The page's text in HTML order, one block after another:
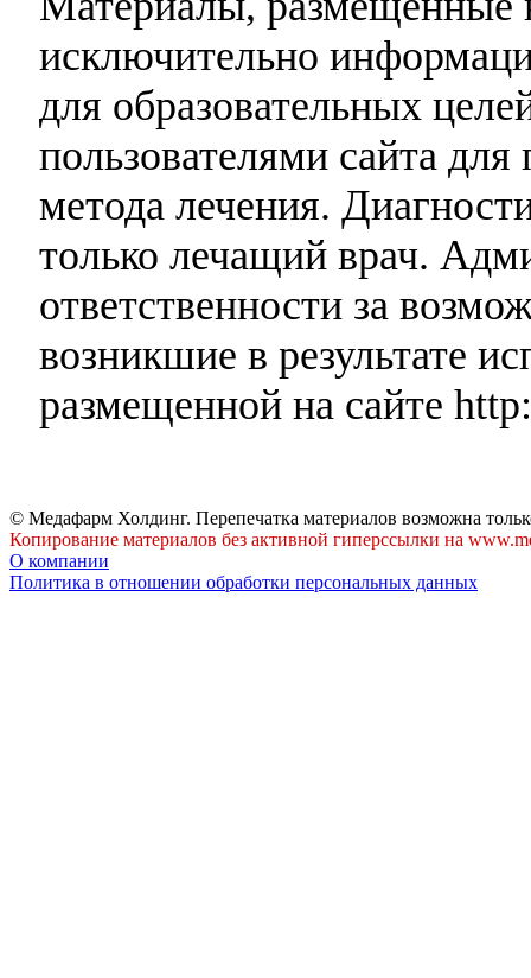
исключительно
для образовательных
пользователями сайта
метода лечения.
только лечащий врач.
ответственности за
возникшие в результате
размещенной на сайте
© Медафарм Холдинг. Перепечатка материалов возможна
Копирование материалов без активной гиперссылки на
О компании
Политика в отношении обработки персональных данных